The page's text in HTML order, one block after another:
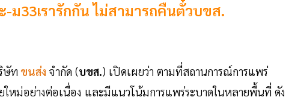
ม33เรารักกัน ไม่สามารถคืนตั๋วบขส.
ษัท ขนส่ง จำกัด (บขส.) เปิดเผยว่า ตามที่สถานการณ์การแพร่
หม่อย่างต่อเนื่อง และมีแนวโน้มการแพร่ระบาดในหลายพื้นที่ ดัง